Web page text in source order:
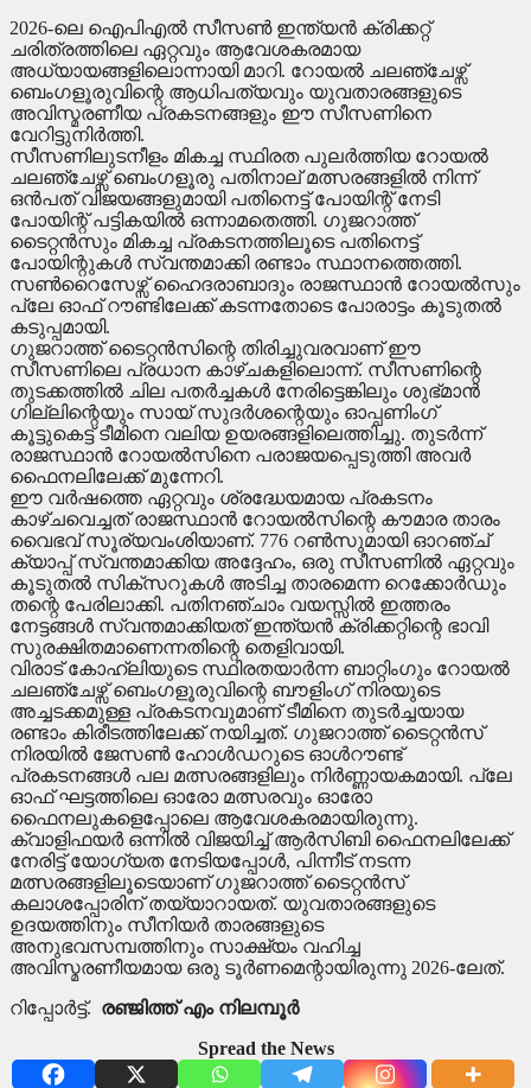
2026-ലെ ഐപിഎൽ സീസൺ ഇന്ത്യൻ ക്രിക്കറ്റ്
ചരിത്രത്തിലെ ഏറ്റവും ആവേശകരമായ
അധ്യായങ്ങളിലൊന്നായി മാറി. റോയൽ ചലഞ്ചേഴ്സ്
ബെംഗളൂരുവിന്റെ ആധിപത്യവും യുവതാരങ്ങളുടെ
അവിസ്മരണീയ പ്രകടനങ്ങളും ഈ സീസണിനെ
വേറിട്ടുനിർത്തി.
സീസണിലുടനീളം മികച്ച സ്ഥിരത പുലർത്തിയ റോയൽ
ചലഞ്ചേഴ്സ് ബെംഗളൂരു പതിനാല് മത്സരങ്ങളിൽ നിന്ന്
ഒൻപത് വിജയങ്ങളുമായി പതിനെട്ട് പോയിന്റ് നേടി
പോയിന്റ് പട്ടികയിൽ ഒന്നാമതെത്തി. ഗുജറാത്ത്
ടൈറ്റൻസും മികച്ച പ്രകടനത്തിലൂടെ പതിനെട്ട്
പോയിന്റുകൾ സ്വന്തമാക്കി രണ്ടാം സ്ഥാനത്തെത്തി.
സൺറൈസേഴ്സ് ഹൈദരാബാദും രാജസ്ഥാൻ റോയൽസും
പ്ലേ ഓഫ് റൗണ്ടിലേക്ക് കടന്നതോടെ പോരാട്ടം കൂടുതൽ
കടുപ്പമായി.
ഗുജറാത്ത് ടൈറ്റൻസിന്റെ തിരിച്ചുവരവാണ് ഈ
സീസണിലെ പ്രധാന കാഴ്ചകളിലൊന്ന്. സീസണിന്റെ
തുടക്കത്തിൽ ചില പതർച്ചകൾ നേരിട്ടെങ്കിലും ശുഭ്മാൻ
ഗില്ലിന്റെയും സായ് സുദർശന്റെയും ഓപ്പണിംഗ്
കൂട്ടുകെട്ട് ടീമിനെ വലിയ ഉയരങ്ങളിലെത്തിച്ചു. തുടർന്ന്
രാജസ്ഥാൻ റോയൽസിനെ പരാജയപ്പെടുത്തി അവർ
ഫൈനലിലേക്ക് മുന്നേറി.
ഈ വർഷത്തെ ഏറ്റവും ശ്രദ്ധേയമായ പ്രകടനം
കാഴ്ചവെച്ചത് രാജസ്ഥാൻ റോയൽസിന്റെ കൗമാര താരം
വൈഭവ് സൂര്യവംശിയാണ്. 776 റൺസുമായി ഓറഞ്ച്
ക്യാപ്പ് സ്വന്തമാക്കിയ അദ്ദേഹം, ഒരു സീസണിൽ ഏറ്റവും
കൂടുതൽ സിക്സറുകൾ അടിച്ച താരമെന്ന റെക്കോർഡും
തന്റെ പേരിലാക്കി. പതിനഞ്ചാം വയസ്സിൽ ഇത്തരം
നേട്ടങ്ങൾ സ്വന്തമാക്കിയത് ഇന്ത്യൻ ക്രിക്കറ്റിന്റെ ഭാവി
സുരക്ഷിതമാണെന്നതിന്റെ തെളിവായി.
വിരാട് കോഹ്‌ലിയുടെ സ്ഥിരതയാർന്ന ബാറ്റിംഗും റോയൽ
ചലഞ്ചേഴ്സ് ബെംഗളൂരുവിന്റെ ബൗളിംഗ് നിരയുടെ
അച്ചടക്കമുള്ള പ്രകടനവുമാണ് ടീമിനെ തുടർച്ചയായ
രണ്ടാം കിരീടത്തിലേക്ക് നയിച്ചത്. ഗുജറാത്ത് ടൈറ്റൻസ്
നിരയിൽ ജേസൺ ഹോൾഡറുടെ ഓൾറൗണ്ട്
പ്രകടനങ്ങൾ പല മത്സരങ്ങളിലും നിർണ്ണായകമായി. പ്ലേ
ഓഫ് ഘട്ടത്തിലെ ഓരോ മത്സരവും ഓരോ
ഫൈനലുകളെപ്പോലെ ആവേശകരമായിരുന്നു.
ക്വാളിഫയർ ഒന്നിൽ വിജയിച്ച് ആർസിബി ഫൈനലിലേക്ക്
നേരിട്ട് യോഗ്യത നേടിയപ്പോൾ, പിന്നീട് നടന്ന
മത്സരങ്ങളിലൂടെയാണ് ഗുജറാത്ത് ടൈറ്റൻസ്
കലാശപ്പോരിന് തയ്യാറായത്. യുവതാരങ്ങളുടെ
ഉദയത്തിനും സീനിയർ താരങ്ങളുടെ
അനുഭവസമ്പത്തിനും സാക്ഷ്യം വഹിച്ച
അവിസ്മരണീയമായ ഒരു ടൂർണമെന്റായിരുന്നു 2026-ലേത്.
റിപ്പോർട്ട്. രഞ്ജിത്ത് എം നിലമ്പൂർ
Spread the News